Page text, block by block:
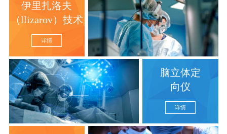
伊里扎洛夫
（llizarov）技术
详情
脑立体定
向仪
详情